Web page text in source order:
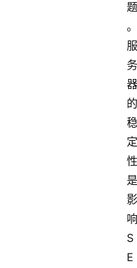
题
。
服
务
器
的
稳
定
性
是
影
响
S
E